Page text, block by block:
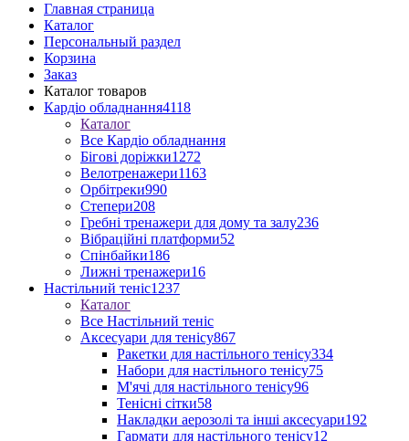
Главная страница
Каталог
Персональный раздел
Корзина
Заказ
Каталог товаров
Кардіо обладнання4118
Каталог
Все Кардіо обладнання
Бігові доріжки1272
Велотренажери1163
Орбітреки990
Степери208
Гребні тренажери для дому та залу236
Вібраційні платформи52
Спінбайки186
Лижні тренажери16
Настільний теніс1237
Каталог
Все Настільний теніс
Аксесуари для тенісу867
Ракетки для настільного тенісу334
Набори для настільного тенісу75
М'ячі для настільного тенісу96
Тенісні сітки58
Накладки аерозолі та інші аксесуари192
Гармати для настільного тенісу12